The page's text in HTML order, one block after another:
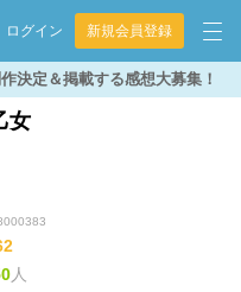
ログイン 新規会員登録
決定＆掲載する感想大募集！
女
人